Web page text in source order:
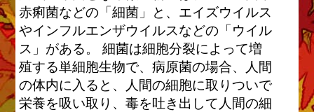
赤痢菌などの「細菌」と、エイズウイルス
やインフルエンザウイルスなどの「ウイル
ス」がある。 細菌は細胞分裂によって増
殖する単細胞生物で、病原菌の場合、人間
の体内に入ると、人間の細胞に取りついで
栄養を吸い取り、毒を吐き出して人間の細